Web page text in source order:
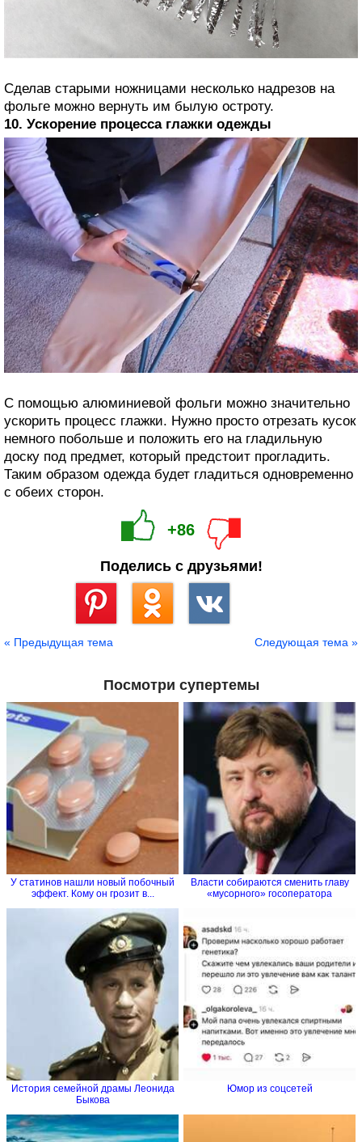
Сделав старыми ножницами несколько надрезов на
фольге можно вернуть им былую остроту.
10. Ускорение процесса глажки одежды
С помощью алюминиевой фольги можно значительно
ускорить процесс глажки. Нужно просто отрезать кусок
немного побольше и положить его на гладильную
доску под предмет, который предстоит прогладить.
Таким образом одежда будет гладиться одновременно
с обеих сторон.
+86
Поделись с друзьями!
« Предыдущая тема Следующая тема »
Посмотри супертемы
У статинов нашли новый побочный
эффект. Кому он грозит в...
Власти собираются cменить главу
«мусорного» госоператора
История семейной драмы Леонида
Быкова
Юмор из соцсетей